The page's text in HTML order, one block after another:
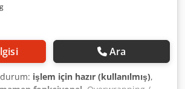
Ara
işlem için hazır (kullanılmış),